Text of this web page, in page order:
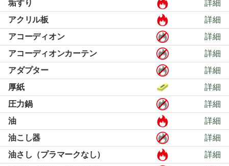
垢すり
詳細
アクリル板
詳細
アコーディオン
詳細
アコーディオンカーテン
詳細
アダプター
詳細
厚紙
詳細
圧力鍋
詳細
油
詳細
油こし器
詳細
油さし（プラマークなし）
詳細